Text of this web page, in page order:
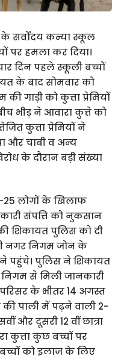
के सर्वोदय कन्या स्कूल
पर हमला कर दिया।
दिन पहले स्कूली बच्चों
के बाद सोमवार को
गाड़ी को कुत्ता प्रेमियों
भीड़ ने आवारा कुत्ते को
कुत्ता प्रेमियों ने
और चाबी व अन्य
के दौरान बड़ी संख्या
लोगों के खिलाफ
संपत्ति को नुकसान
शिकायत पुलिस काे दी
नगर निगम जोन के
पहुंचे। पुलिस ने शिकायत
से मिली जानकारी
के भीतर 14 अगस्त
पाली में पढ़ने वाली 2-
और दूसरी 12 वीं छात्रा
कुत्ता कुछ बच्चों पर
को इलाज के लिए